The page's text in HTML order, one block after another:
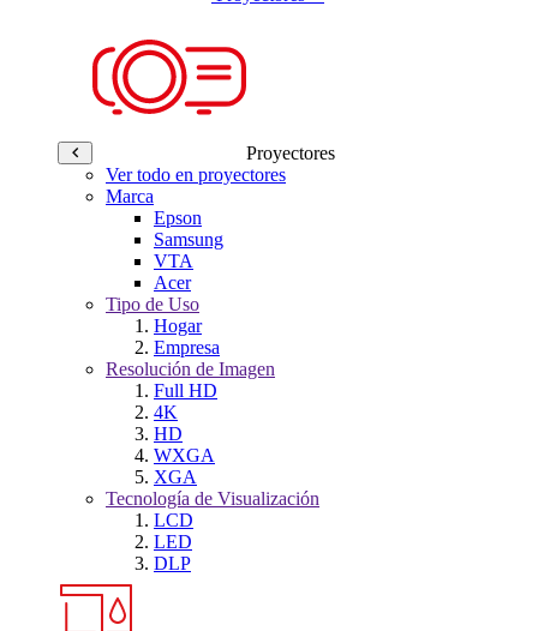
Proyectores
Ver todo en proyectores
Marca
Epson
Samsung
VTA
Acer
Tipo de Uso
Hogar
Empresa
Resolución de Imagen
Full HD
4K
HD
WXGA
XGA
Tecnología de Visualización
LCD
LED
DLP